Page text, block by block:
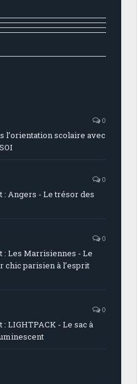
0
l’orientation scolaire avec
0
: Angers - Le trésor des
0
: Les Marrisiennes - Le
chic parisien à l’esprit
0
: LIGHTPACK - Le sac à